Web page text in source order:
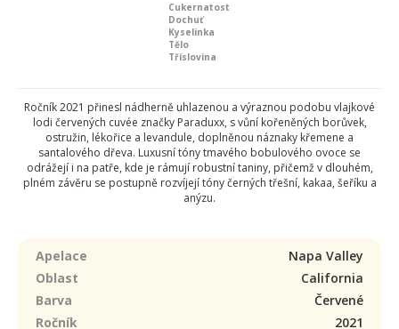
Cukernatost
Dochuť
Kyselinka
Tělo
Tříslovina
Ročník 2021 přinesl nádherně uhlazenou a výraznou podobu vlajkové
lodi červených cuvée značky Paraduxx, s vůní kořeněných borůvek,
ostružin, lékořice a levandule, doplněnou náznaky křemene a
santalového dřeva. Luxusní tóny tmavého bobulového ovoce se
odrážejí i na patře, kde je rámují robustní taniny, přičemž v dlouhém,
plném závěru se postupně rozvíjejí tóny černých třešní, kakaa, šeříku a
anýzu.
Apelace
Napa Valley
Oblast
California
Barva
Červené
Ročník
2021